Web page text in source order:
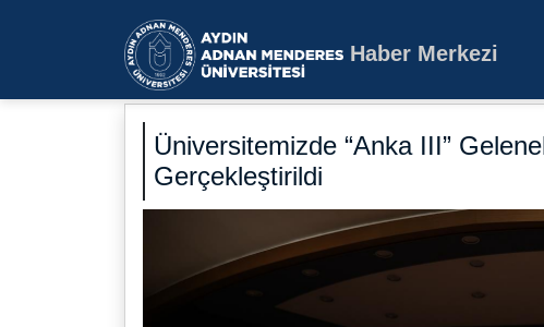
Aydın Adnan
Haber Merkezi
Üniversitemizde “Anka III”
Gerçekleştirildi